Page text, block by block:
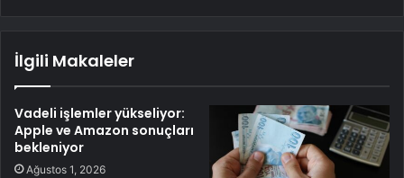
İlgili Makaleler
Vadeli işlemler yükseliyor:
Apple ve Amazon sonuçları
bekleniyor
Ağustos 1, 2026